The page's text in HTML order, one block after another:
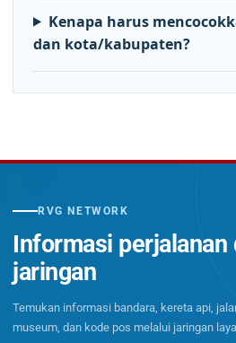
Kenapa harus
dan kota/kabupaten?
RVG NETWORK
Informasi perjalanan
jaringan
Temukan informasi bandara, kereta api,
museum, dan kode pos melalui jaringan